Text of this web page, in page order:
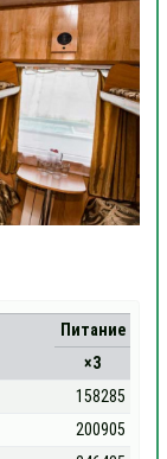
Питание
×3
158285
200905